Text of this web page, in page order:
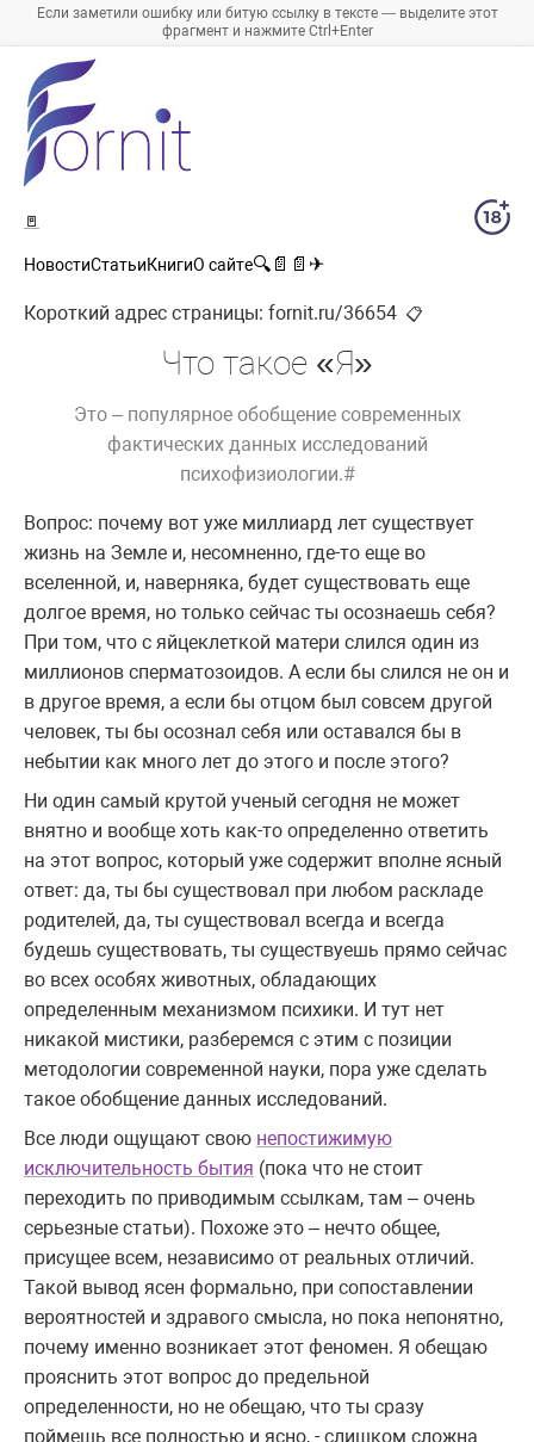
Если заметили ошибку или битую ссылку в тексте — выделите этот
фрагмент и нажмите Ctrl+Enter
🚪
НовостиСтатьиКнигиО сайте🔍 📄 📄 ✈
Короткий адрес страницы: fornit.ru/36654 📋
Что такое «Я»
Это – популярное обобщение современных
фактических данных исследований
психофизиологии.#
Вопрос: почему вот уже миллиард лет существует
жизнь на Земле и, несомненно, где-то еще во
вселенной, и, наверняка, будет существовать еще
долгое время, но только сейчас ты осознаешь себя?
При том, что с яйцеклеткой матери слился один из
миллионов сперматозоидов. А если бы слился не он и
в другое время, а если бы отцом был совсем другой
человек, ты бы осознал себя или оставался бы в
небытии как много лет до этого и после этого?
Ни один самый крутой ученый сегодня не может
внятно и вообще хоть как-то определенно ответить
на этот вопрос, который уже содержит вполне ясный
ответ: да, ты бы существовал при любом раскладе
родителей, да, ты существовал всегда и всегда
будешь существовать, ты существуешь прямо сейчас
во всех особях животных, обладающих
определенным механизмом психики. И тут нет
никакой мистики, разберемся с этим с позиции
методологии современной науки, пора уже сделать
такое обобщение данных исследований.
Все люди ощущают свою непостижимую
исключительность бытия (пока что не стоит
переходить по приводимым ссылкам, там – очень
серьезные статьи). Похоже это – нечто общее,
присущее всем, независимо от реальных отличий.
Такой вывод ясен формально, при сопоставлении
вероятностей и здравого смысла, но пока непонятно,
почему именно возникает этот феномен. Я обещаю
прояснить этот вопрос до предельной
определенности, но не обещаю, что ты сразу
поймешь все полностью и ясно, - слишком сложна